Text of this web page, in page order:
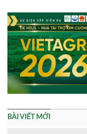
BÀI VIẾT MỚI